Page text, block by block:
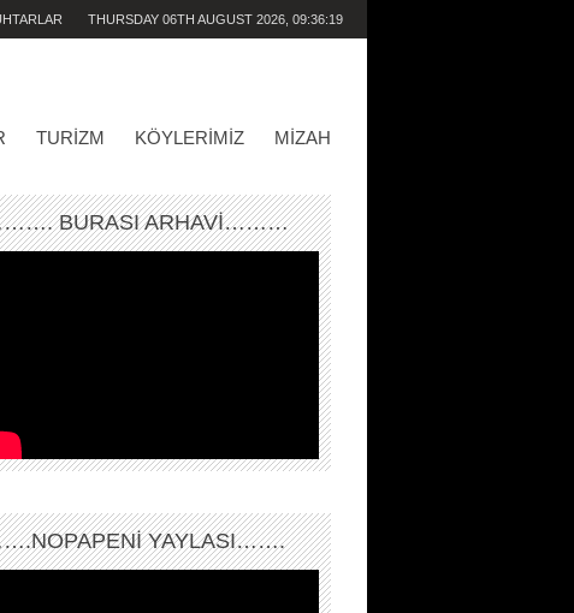
THURSDAY 06TH AUGUST 2026, 09:36:19
TURIZM KÖYLERIMIZ MIZAH
BURASI ARHAVİ………
YAYLASI…….